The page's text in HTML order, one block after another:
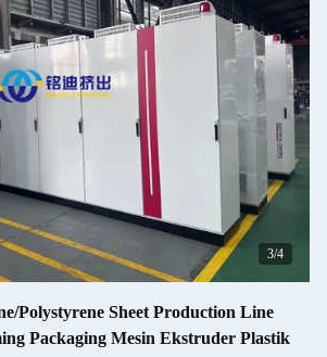
4/4
Polystyrene Sheet Production Line
Packaging Mesin Ekstruder Plastik